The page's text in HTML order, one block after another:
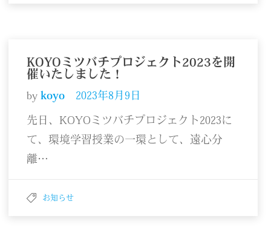
KOYOミツバチプロジェクト2023を開
催いたしました！
by koyo 2023年8月9日
先日、KOYOミツバチプロジェクト2023に
て、環境学習授業の一環として、遠心分
離…
お知らせ